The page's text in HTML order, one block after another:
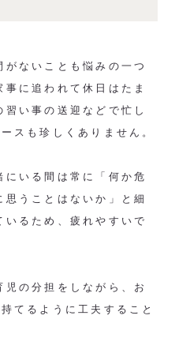
ないことも悩みの一つ
に追われて休日はたま
い事の送迎などで忙し
スも珍しくありません。
にいる間は常に「何か危
うことはないか」と細
るため、疲れやすいで
の分担をしながら、お
てるように工夫すること